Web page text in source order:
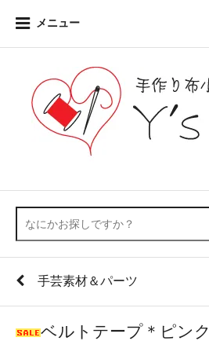
メニュー
手芸素材＆パーツ
ベルトテープ＊ピンク